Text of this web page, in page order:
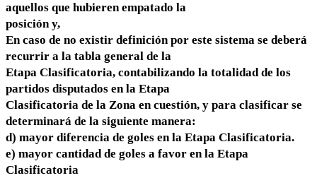
aquellos que hubieren empatado la
posición y,
En caso de no existir definición por este sistema se deberá
recurrir a la tabla general de la
Etapa Clasificatoria, contabilizando la totalidad de los
partidos disputados en la Etapa
Clasificatoria de la Zona en cuestión, y para clasificar se
determinará de la siguiente manera:
d) mayor diferencia de goles en la Etapa Clasificatoria.
e) mayor cantidad de goles a favor en la Etapa
Clasificatoria